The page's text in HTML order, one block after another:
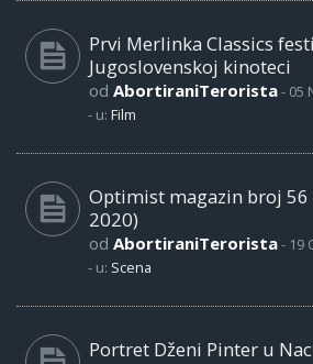
Prvi Merlinka Classics
Jugoslovenskoj kinoteci
od AbortiraniTerorista- 05
- u: Film
Optimist magazin broj
2020)
od AbortiraniTerorista- 19
- u: Scena
Portret Dženi Pinter u